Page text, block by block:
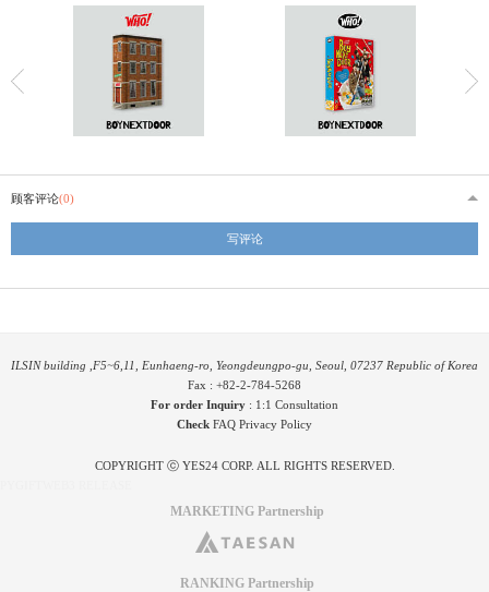
顾客评论(0)
写评论
ILSIN building ,F5~6,11, Eunhaeng-ro, Yeongdeungpo-gu, Seoul, 07237 Republic of Korea
Fax : +82-2-784-5268
For order Inquiry : 1:1 Consultation
Check FAQ Privacy Policy
COPYRIGHT ⓒ YES24 CORP. ALL RIGHTS RESERVED.
MARKETING Partnership
RANKING Partnership